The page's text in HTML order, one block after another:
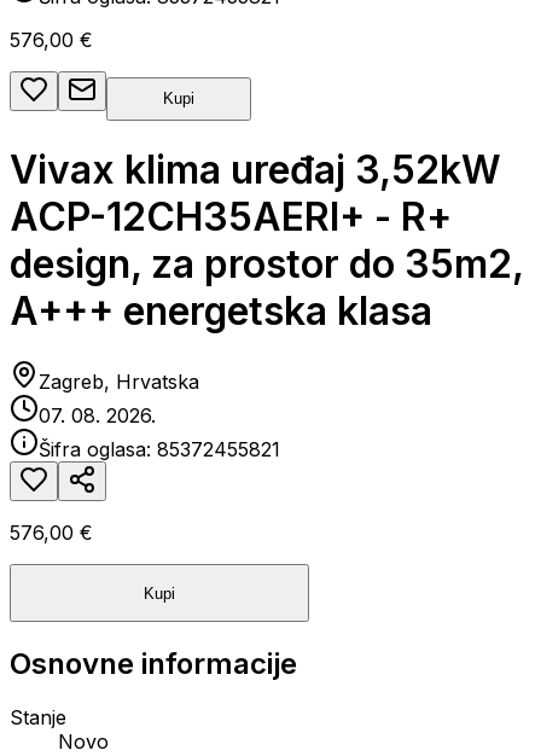
576,00 €
Kupi
Vivax klima uređaj 3,52kW
ACP-12CH35AERI+ - R+
design, za prostor do 35m2,
A+++ energetska klasa
Zagreb, Hrvatska
07. 08. 2026.
Šifra oglasa: 85372455821
576,00 €
Kupi
Osnovne informacije
Stanje
Novo